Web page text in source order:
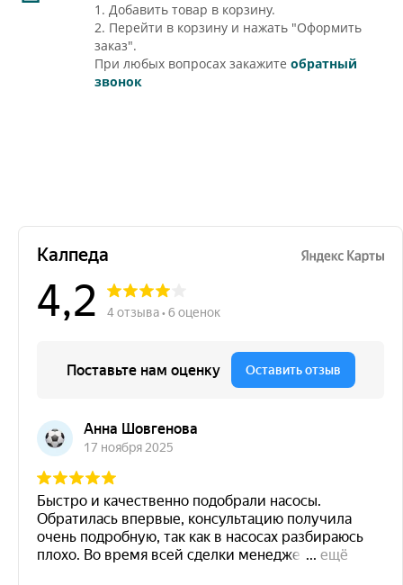
1. Добавить товар в корзину.
2. Перейти в корзину и нажать "Оформить
заказ".
При любых вопросах закажите обратный
звонок